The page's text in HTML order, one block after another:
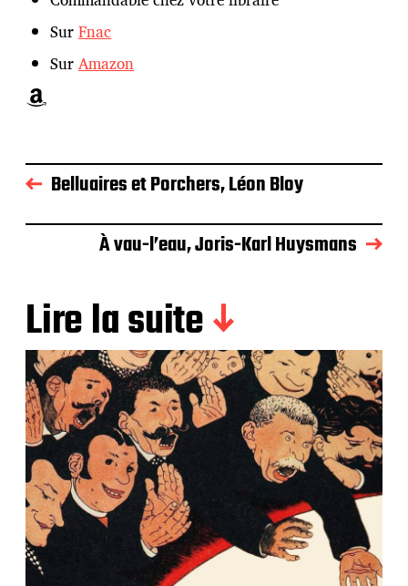
SurFnac
SurAmazon
Amazon
Belluaires et Porchers, Léon Bloy
À vau-l’eau, Joris-Karl Huysmans
Lire la suite